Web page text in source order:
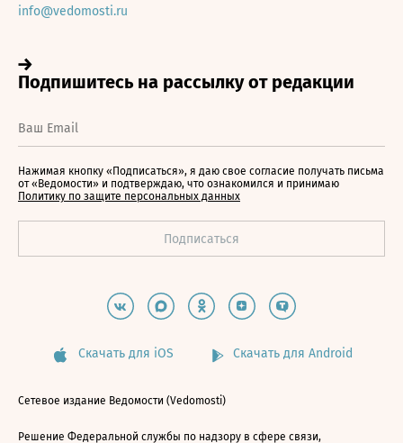
info@vedomosti.ru
Нажимая кнопку «Подписаться», я даю свое согласие получать письма
от «Ведомости» и подтверждаю, что ознакомился и принимаю
Политику по защите персональных данных
Скачать для iOS Скачать для Android
Сетевое издание Ведомости (Vedomosti)
Решение Федеральной службы по надзору в сфере связи,